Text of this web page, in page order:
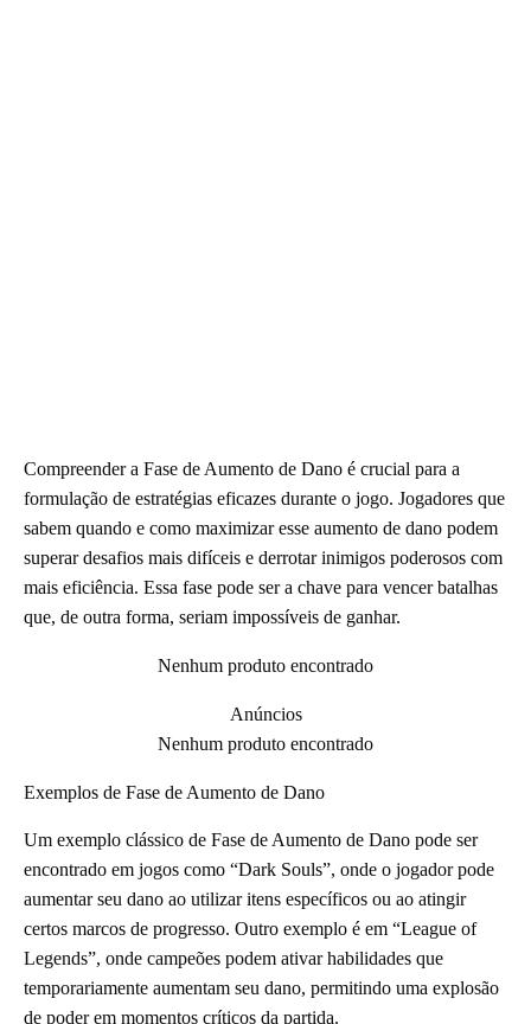
Compreender a Fase de Aumento de Dano é crucial para a
formulação de estratégias eficazes durante o jogo. Jogadores que
sabem quando e como maximizar esse aumento de dano podem
superar desafios mais difíceis e derrotar inimigos poderosos com
mais eficiência. Essa fase pode ser a chave para vencer batalhas
que, de outra forma, seriam impossíveis de ganhar.
Nenhum produto encontrado
Anúncios
Nenhum produto encontrado
Exemplos de Fase de Aumento de Dano
Um exemplo clássico de Fase de Aumento de Dano pode ser
encontrado em jogos como “Dark Souls”, onde o jogador pode
aumentar seu dano ao utilizar itens específicos ou ao atingir
certos marcos de progresso. Outro exemplo é em “League of
Legends”, onde campeões podem ativar habilidades que
temporariamente aumentam seu dano, permitindo uma explosão
de poder em momentos críticos da partida.